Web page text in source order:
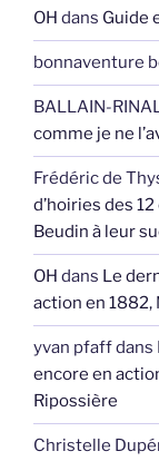
OH dans Guide
bonnaventure
BALLAIN-
comme je ne
Frédéric de
d’hoiries des
Beudin à leur
OH dans Le
action en 1882,
yvan pfaffdans
encore en
Ripossière
Christelle